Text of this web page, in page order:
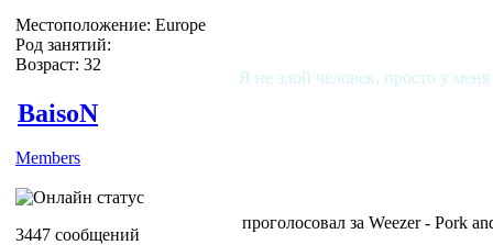
Местоположение: Europe
Род занятий:
Возраст: 32
Я не злой человек, просто у
BaisoN
Members
3447 сообщений
проголосовал за Weezer - Pork